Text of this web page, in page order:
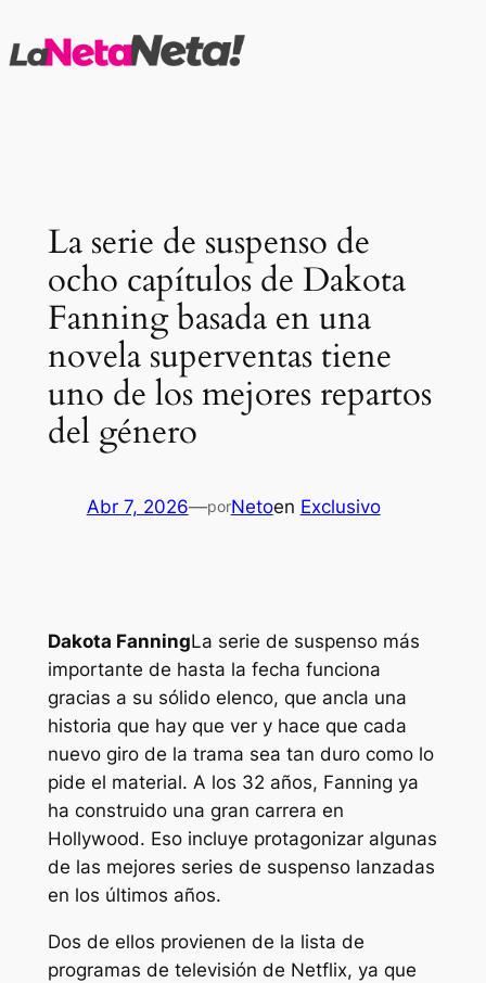
al
La serie de suspenso de
ocho capítulos de Dakota
Fanning basada en una
novela superventas tiene
uno de los mejores repartos
del género
Abr 7, 2026—porNetoen Exclusivo
Dakota FanningLa serie de suspenso más
importante de hasta la fecha funciona
gracias a su sólido elenco, que ancla una
historia que hay que ver y hace que cada
nuevo giro de la trama sea tan duro como lo
pide el material. A los 32 años, Fanning ya
ha construido una gran carrera en
Hollywood. Eso incluye protagonizar algunas
de las mejores series de suspenso lanzadas
en los últimos años.
Dos de ellos provienen de la lista de
programas de televisión de Netflix, ya que